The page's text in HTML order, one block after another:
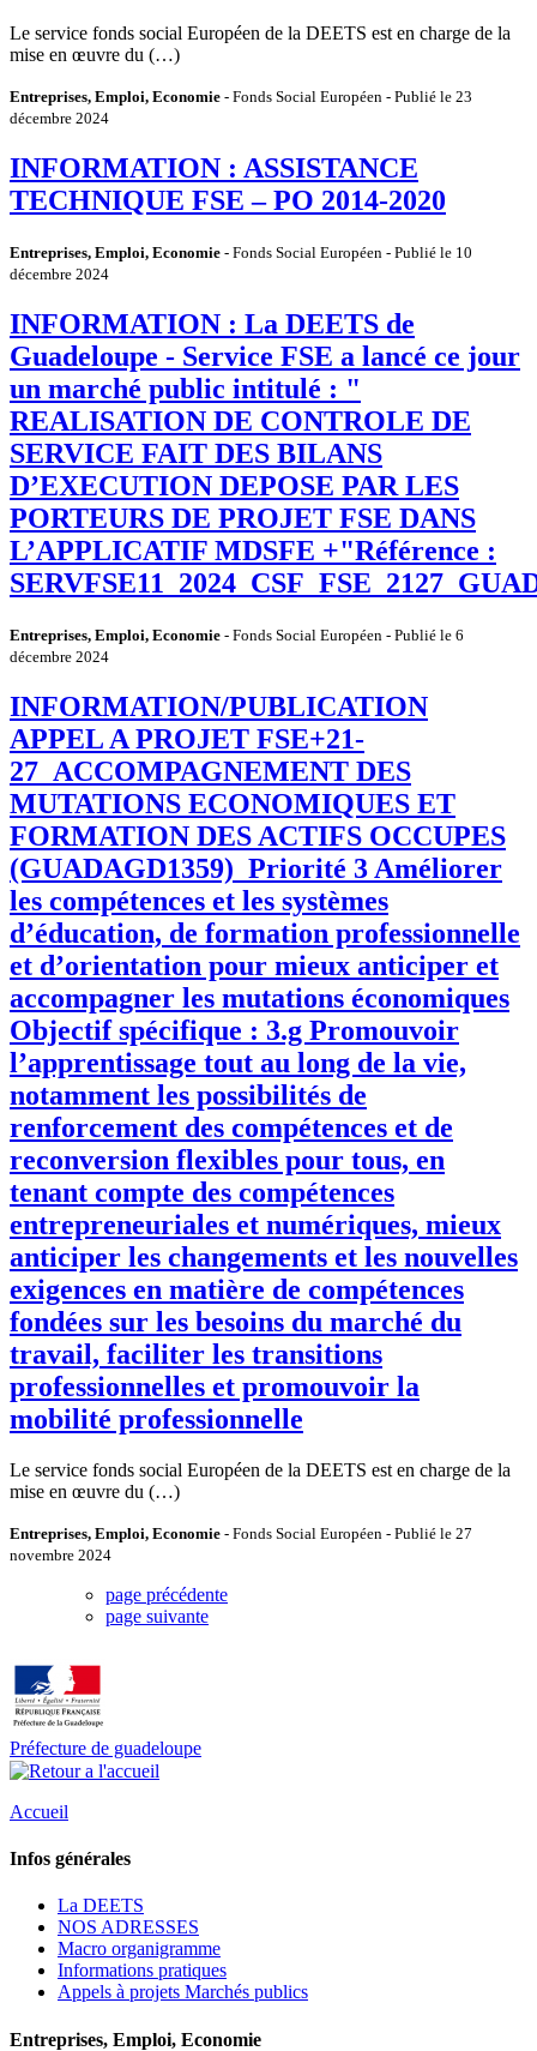
Le service fonds social Européen de la DEETS est en charge de la
mise en œuvre du (…)
Entreprises, Emploi, Economie - Fonds Social Européen - Publié le 23
décembre 2024
INFORMATION : ASSISTANCE
TECHNIQUE FSE – PO 2014-2020
Entreprises, Emploi, Economie - Fonds Social Européen - Publié le 10
décembre 2024
INFORMATION : La DEETS de
Guadeloupe - Service FSE a lancé ce jour
un marché public intitulé : "
REALISATION DE CONTROLE DE
SERVICE FAIT DES BILANS
D’EXECUTION DEPOSE PAR LES
PORTEURS DE PROJET FSE DANS
L’APPLICATIF MDSFE +"Référence :
Entreprises, Emploi, Economie - Fonds Social Européen - Publié le 6
décembre 2024
INFORMATION/PUBLICATION
APPEL A PROJET FSE+21-
27_ACCOMPAGNEMENT DES
MUTATIONS ECONOMIQUES ET
FORMATION DES ACTIFS OCCUPES
(GUADAGD1359)_Priorité 3 Améliorer
les compétences et les systèmes
d’éducation, de formation professionnelle
et d’orientation pour mieux anticiper et
accompagner les mutations économiques
Objectif spécifique : 3.g Promouvoir
l’apprentissage tout au long de la vie,
notamment les possibilités de
renforcement des compétences et de
reconversion flexibles pour tous, en
tenant compte des compétences
entrepreneuriales et numériques, mieux
anticiper les changements et les nouvelles
exigences en matière de compétences
fondées sur les besoins du marché du
travail, faciliter les transitions
professionnelles et promouvoir la
mobilité professionnelle
Le service fonds social Européen de la DEETS est en charge de la
mise en œuvre du (…)
Entreprises, Emploi, Economie - Fonds Social Européen - Publié le 27
novembre 2024
page précédente
page suivante
Préfecture de guadeloupe
Accueil
Infos générales
La DEETS
NOS ADRESSES
Macro organigramme
Informations pratiques
Appels à projets Marchés publics
Entreprises, Emploi, Economie